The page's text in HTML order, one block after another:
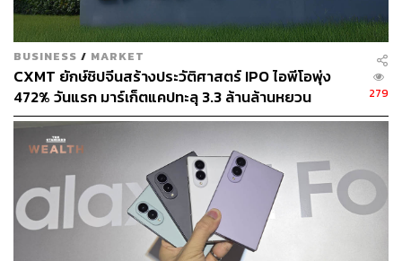
หูฟังตัวเล็กๆ ที่ยิ่งใหญ่ (หายง่ายแต่ขายกระฉูด)
หูฟังอะไรหน้าตาประหลาด? เหมือนมีติ่งอะไรยื่นมา? เสียง
โคตรแย่
เหล่านี้คือเสียงสะท้อนที่เกิดขึ้นในช่วงแรกของการเปิดตัว
AirPods ครั้งแรกเมื่อปี 2016 ซึ่งต้องบอกว่า Gen 1 นั้นถูก
วิจารณ์ค่อนข้างหนักหน่วงพอสมควร ไม่เฉพาะในเรื่องของ
การดีไซน์ที่ในช่วงเวลานั้นดูแปลกตาและดูไม่เข้าท่าเอาเสีย
เลย
BUSINESS / MARKET
CXMT ยักษ์ชิปจีนสร้างประวัติศาสตร์ IPO ไอพีโอพุ่ง
472% วันแรก มาร์เก็ตแคปทะลุ 3.3 ล้านล้านหยวน
279